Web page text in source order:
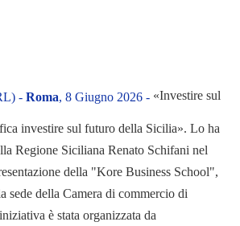
- Roma, 8 Giugno 2026 - «Investire sul
investire sul futuro della Sicilia». Lo ha
Regione Siciliana Renato Schifani nel
della "Kore Business School",
sede della Camera di commercio di
è stata organizzata da